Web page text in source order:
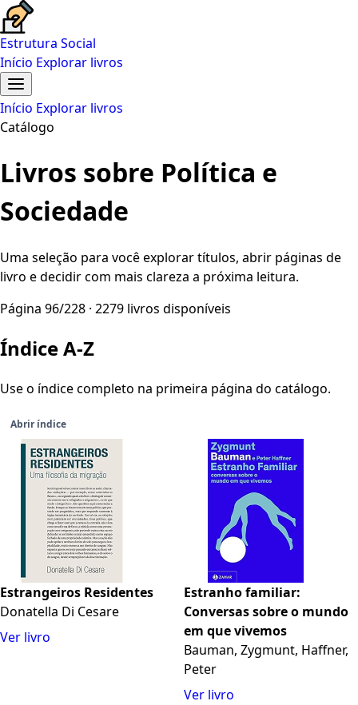
Estrutura Social
Início Explorar livros
Início Explorar livros
Catálogo
Livros sobre Política e
Sociedade
Uma seleção para você explorar títulos, abrir páginas de
livro e decidir com mais clareza a próxima leitura.
Página 96/228 · 2279 livros disponíveis
Índice A-Z
Use o índice completo na primeira página do catálogo.
Abrir índice
Estrangeiros Residentes
Donatella Di Cesare
Ver livro
Estranho familiar:
Conversas sobre o mundo
em que vivemos
Bauman, Zygmunt, Haffner,
Peter
Ver livro